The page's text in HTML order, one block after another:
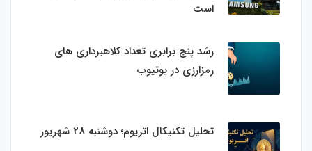
است
رشد پنج برابری تعداد کلاهبرداری های
رمزارزی در یوتیوب
تحلیل تکنیکال اتریوم؛ دوشنبه 28 شهریور